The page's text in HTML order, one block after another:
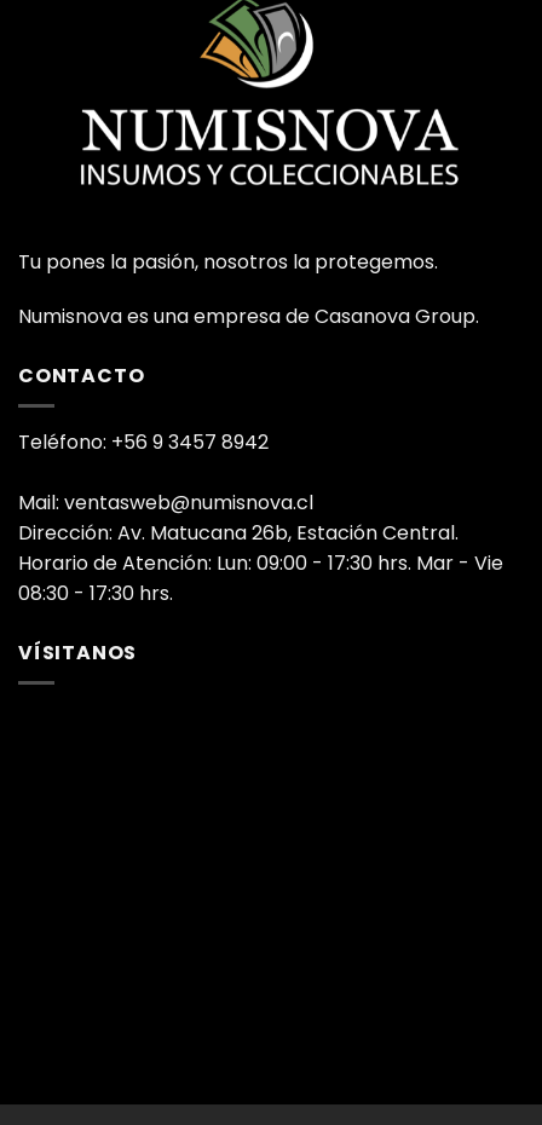
Tu pones la pasión, nosotros la protegemos.
Numisnova es una empresa de Casanova Group.
CONTACTO
Teléfono: +56 9 3457 8942
Mail: ventasweb@numisnova.cl
Dirección: Av. Matucana 26b, Estación Central.
Horario de Atención: Lun: 09:00 - 17:30 hrs. Mar - Vie
08:30 - 17:30 hrs.
VÍSITANOS